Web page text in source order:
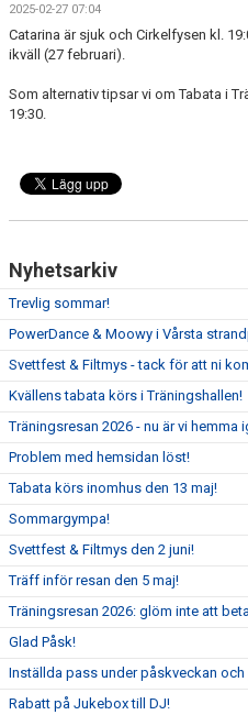
BILDGALLERI
DOKUMENT
TRÄNINGSRESA
PRISER
2025-02-27 07:04
Catarina är sjuk och Cirkelfysen kl.
ikväll (27 februari).
Som alternativ tipsar vi om Tabata i
19:30.
Nyhetsarkiv
Trevlig sommar!
PowerDance & Moowy i Vårsta
Svettfest & Filtmys - tack för att ni
Kvällens tabata körs i Träningshallen!
Träningsresan 2026 - nu är vi hemma
Problem med hemsidan löst!
Tabata körs inomhus den 13 maj!
Sommargympa!
Svettfest & Filtmys den 2 juni!
Träff inför resan den 5 maj!
Träningsresan 2026: glöm inte att
Glad Påsk!
Inställda pass under påskveckan
Rabatt på Jukebox till DJ!